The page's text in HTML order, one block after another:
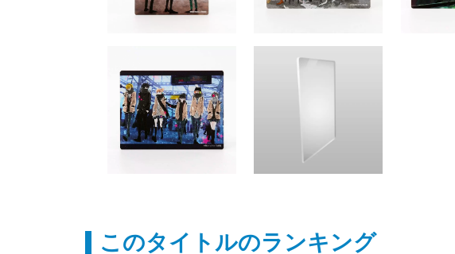
このタイトルのランキング